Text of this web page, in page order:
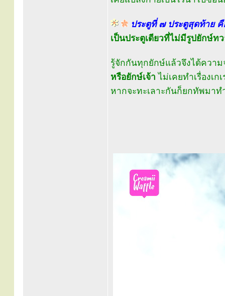
ประตูที่ ๗ ประตูสุดท้าย
เป็นประตูเดียวที่ไม่มีรูปยักษ์
รู้จักกันทุกยักษ์แล้วจึงได้ความ
หรือยักษ์เจ้า ไม่เคยทำเรื่องเ
หากจะทะเลาะกันก็ยกทัพมาท